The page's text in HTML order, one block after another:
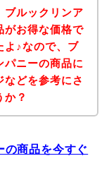
ブルックリンア
がお得な価格で
よ♪なので、ブ
パニーの商品に
どを参考にさ
か？
の商品を今すぐ